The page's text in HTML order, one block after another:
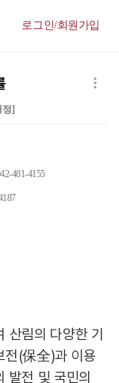
로그인/회원가입
정]
481-4155
산림의 다양한 기
전(保全)과 이용
발전 및 국민의